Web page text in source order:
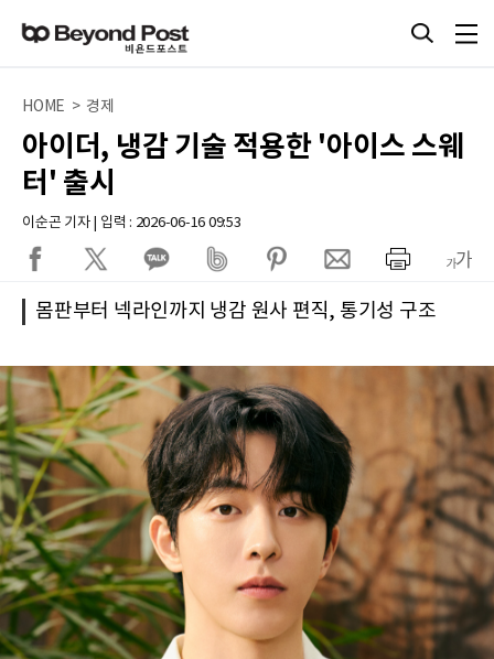
HOME > 경제
아이더, 냉감 기술 적용한 '아이스 스웨
터' 출시
이순곤 기자 | 입력 : 2026-06-16 09:53
몸판부터 넥라인까지 냉감 원사 편직, 통기성 구조